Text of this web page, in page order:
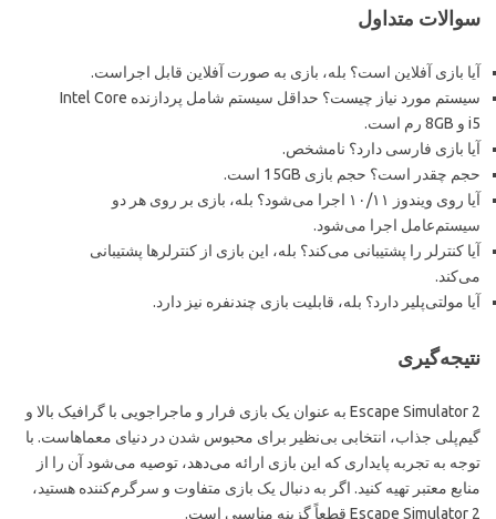
سوالات متداول
آیا بازی آفلاین است؟ بله، بازی به صورت آفلاین قابل اجراست.
سیستم مورد نیاز چیست؟ حداقل سیستم شامل پردازنده Intel Core
i5 و 8GB رم است.
آیا بازی فارسی دارد؟ نامشخص.
حجم چقدر است؟ حجم بازی 15GB است.
آیا روی ویندوز ۱۰/۱۱ اجرا می‌شود؟ بله، بازی بر روی هر دو
سیستم‌عامل اجرا می‌شود.
آیا کنترلر را پشتیبانی می‌کند؟ بله، این بازی از کنترلرها پشتیبانی
می‌کند.
آیا مولتی‌پلیر دارد؟ بله، قابلیت بازی چندنفره نیز دارد.
نتیجه‌گیری
Escape Simulator 2 به عنوان یک بازی فرار و ماجراجویی با گرافیک بالا و
گیم‌پلی جذاب، انتخابی بی‌نظیر برای محبوس شدن در دنیای معماهاست. با
توجه به تجربه پایداری که این بازی ارائه می‌دهد، توصیه می‌شود آن را از
منابع معتبر تهیه کنید. اگر به دنبال یک بازی متفاوت و سرگرم‌کننده هستید،
Escape Simulator 2 قطعاً گزینه مناسبی است.